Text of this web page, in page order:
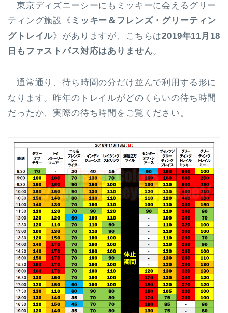
東京ディズニーシーにもミッキーに会えるグリー
ティング施設《 ミッキー＆フレンズ・グリーティン
グトレイル》がありますが、こちらは2019年11月18
日もファストパス対応はありません。
通常通り、待ち時間の分だけ並んで利用する形に
なります。昨年のトレイルがどのくらいの待ち時間
だったか、実際の待ち時間をご覧ください。